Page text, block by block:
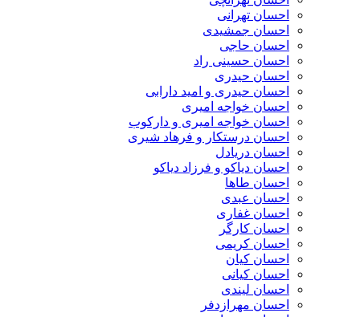
احسان تهرانی
احسان جمشیدی
احسان حاجی
احسان حسینی راد
احسان حیدری
احسان حیدری و امید دارابی
احسان خواجه امیری
احسان خواجه امیری و دارکوب
احسان درستكار و فرهاد شيرى
احسان دریادل
احسان دیاکو و فرزاد دیاکو
احسان طاها
احسان عبدی
احسان غفاری
احسان کارگر
احسان کریمی
احسان کیان
احسان کیانی
احسان لیندی
احسان مهرازدفر